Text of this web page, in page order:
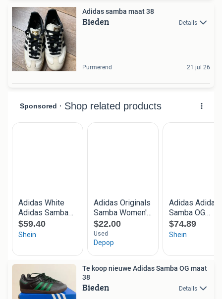
Adidas samba maat 38
Bieden Details
Purmerend 21 jul 26
Te koop nieuwe Adidas Samba OG maat
38
Bieden Details